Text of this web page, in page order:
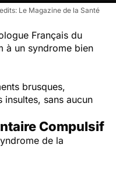
Le Magazine de la Santé
Français du
à un syndrome bien
brusques,
sans aucun
Compulsif
de la